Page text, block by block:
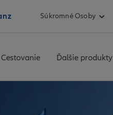
Súkromné Osoby
Cestovanie Ďalšie produkty